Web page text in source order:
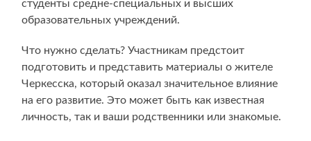
студенты средне-специальных и высших
образовательных учреждений.
Что нужно сделать? Участникам предстоит
подготовить и представить материалы о жителе
Черкесска, который оказал значительное влияние
на его развитие. Это может быть как известная
личность, так и ваши родственники или знакомые.